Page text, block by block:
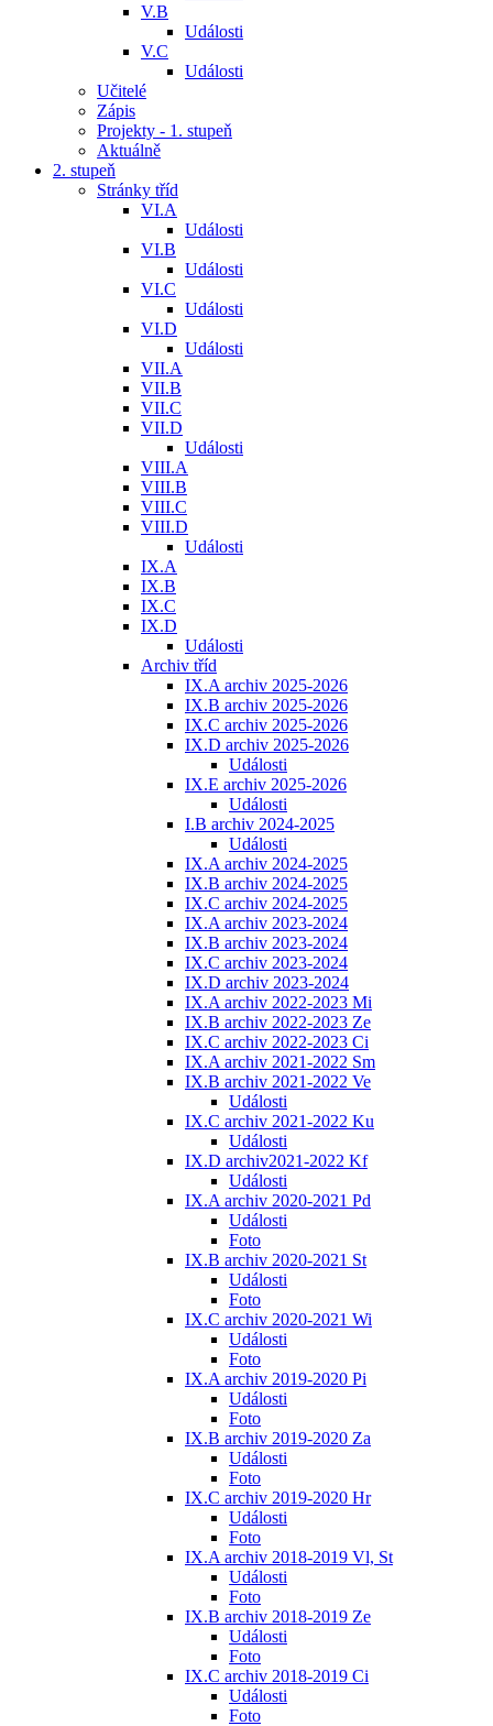
V.B
Události
V.C
Události
Učitelé
Zápis
Projekty - 1. stupeň
Aktuálně
2. stupeň
Stránky tříd
VI.A
Události
VI.B
Události
VI.C
Události
VI.D
Události
VII.A
VII.B
VII.C
VII.D
Události
VIII.A
VIII.B
VIII.C
VIII.D
Události
IX.A
IX.B
IX.C
IX.D
Události
Archiv tříd
IX.A archiv 2025-2026
IX.B archiv 2025-2026
IX.C archiv 2025-2026
IX.D archiv 2025-2026
Události
IX.E archiv 2025-2026
Události
I.B archiv 2024-2025
Události
IX.A archiv 2024-2025
IX.B archiv 2024-2025
IX.C archiv 2024-2025
IX.A archiv 2023-2024
IX.B archiv 2023-2024
IX.C archiv 2023-2024
IX.D archiv 2023-2024
IX.A archiv 2022-2023 Mi
IX.B archiv 2022-2023 Ze
IX.C archiv 2022-2023 Ci
IX.A archiv 2021-2022 Sm
IX.B archiv 2021-2022 Ve
Události
IX.C archiv 2021-2022 Ku
Události
IX.D archiv2021-2022 Kf
Události
IX.A archiv 2020-2021 Pd
Události
Foto
IX.B archiv 2020-2021 St
Události
Foto
IX.C archiv 2020-2021 Wi
Události
Foto
IX.A archiv 2019-2020 Pi
Události
Foto
IX.B archiv 2019-2020 Za
Události
Foto
IX.C archiv 2019-2020 Hr
Události
Foto
IX.A archiv 2018-2019 Vl, St
Události
Foto
IX.B archiv 2018-2019 Ze
Události
Foto
IX.C archiv 2018-2019 Ci
Události
Foto